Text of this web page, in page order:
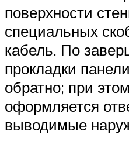
поверхности
специальных
кабель. По
прокладки
обратно; при
оформляется
выводимые